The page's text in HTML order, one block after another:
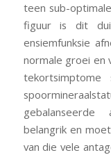
teen sub-
figuur is dit
ensiemfunksie
normale groei en
belangrik en
van die vele